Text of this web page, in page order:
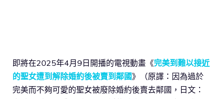
即將在2025年4月9日開播的電視動畫《完美到難以接近
的聖女遭到解除婚約後被賣到鄰國》（原譯：因為過於
完美而不夠可愛的聖女被廢除婚約後賣去鄰國，日文：